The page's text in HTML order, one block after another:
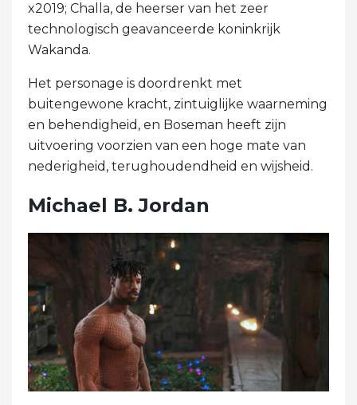
x2019; Challa, de heerser van het zeer
technologisch geavanceerde koninkrijk
Wakanda.
Het personage is doordrenkt met
buitengewone kracht, zintuiglijke waarneming
en behendigheid, en Boseman heeft zijn
uitvoering voorzien van een hoge mate van
nederigheid, terughoudendheid en wijsheid.
Michael B. Jordan